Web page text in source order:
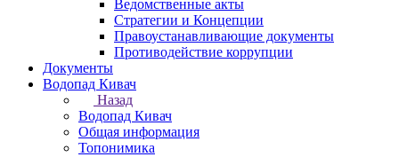
Ведомственные акты
Стратегии и Концепции
Правоустанавливающие документы
Противодействие коррупции
Документы
Водопад Кивач
Назад
Водопад Кивач
Общая информация
Топонимика